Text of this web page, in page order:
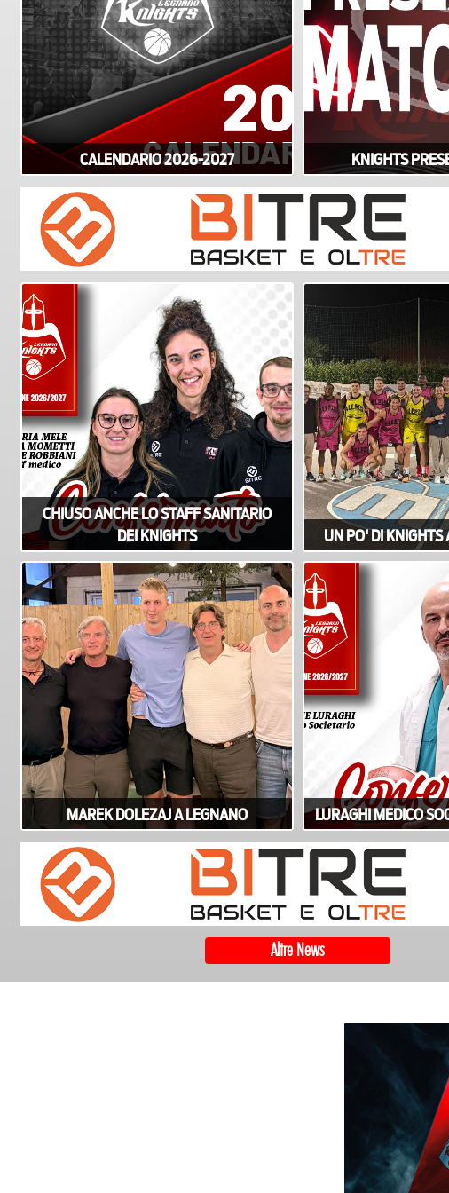
CALENDARIO 2026-2027 KNIGHTS
CHIUSO ANCHE LO STAFF SANITARIO
DEI KNIGHTS
UN PO' DI KNIGHTS
MAREK DOLEZAJ A LEGNANO LURAGHI MEDICO
Altre News